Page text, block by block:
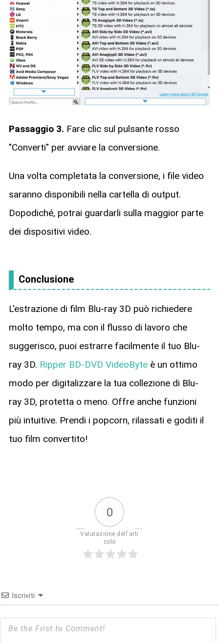
Passaggio 3. Fare clic sul pulsante rosso
"Converti" per avviare la conversione.
Una volta completata la conversione, i file video
saranno disponibili nella cartella di output.
Dopodiché, potrai guardarli sulla maggior parte
dei dispositivi video.
Conclusione
L'estrazione di film Blu-ray 3D può richiedere
molto tempo, ma con il flusso di lavoro che
suggerisco, puoi estrarre facilmente il tuo Blu-
ray 3D. Ripper BD-DVD VideoByteè un ottimo
modo per digitalizzare la tua collezione di Blu-
ray 3D, protetta o meno. Offre anche funzioni
più intuitive. Prendi i popcorn, rilassati e goditi il
tuo film convertito!
0
Valutazione dell'arti
colo
Iscriviti